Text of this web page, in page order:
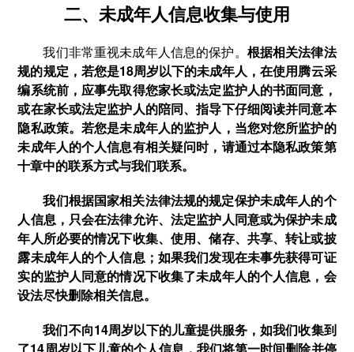
二、未成年人信息收集与使用
我们非常重视未成年人信息的保护。 根据相关法律法
规的规定，若您是18周岁以下的未成年人，在使用腾云采
编系统前，应事先取得您家长或法定监护人的书面同意，
或在家长或法定监护人的陪同、指导下仔细阅读并同意本
隐私政策。若您是未成年人的监护人，当您对您所监护的
未成年人的个人信息有相关疑问时，请通过本隐私政策第
十章中的联系方式与我们联系。
我们根据国家相关法律法规的规定保护未成年人的个
人信息，只会在法律允许、法定监护人同意或为保护未成
年人所必要的情况下收集、使用、储存、共享、转让或披
露未成年人的个人信息；如果我们发现在未事先获得可证
实的监护人同意的情况下收集了未成年人的个人信息，会
设法尽快删除相关信息。
我们不向14周岁以下的儿童提供服务，如我们收集到